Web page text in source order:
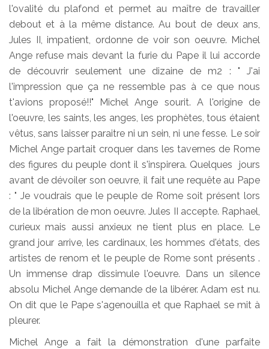
l'ovalité du plafond et permet au maître de travailler
debout et à la même distance. Au bout de deux ans,
Jules II, impatient, ordonne de voir son oeuvre. Michel
Ange refuse mais devant la furie du Pape il lui accorde
de découvrir seulement une dizaine de m2 : " J'ai
l'impression que ça ne ressemble pas à ce que nous
t'avions proposé!!" Michel Ange sourit. A l'origine de
l'oeuvre, les saints, les anges, les prophètes, tous étaient
vêtus, sans laisser paraitre ni un sein, ni une fesse. Le soir
Michel Ange partait croquer dans les tavernes de Rome
des figures du peuple dont il s'inspirera. Quelques jours
avant de dévoiler son oeuvre, il fait une requête au Pape
: " Je voudrais que le peuple de Rome soit présent lors
de la libération de mon oeuvre. Jules II accepte. Raphael,
curieux mais aussi anxieux ne tient plus en place. Le
grand jour arrive, les cardinaux, les hommes d'états, des
artistes de renom et le peuple de Rome sont présents .
Un immense drap dissimule l'oeuvre. Dans un silence
absolu Michel Ange demande de la libérer. Adam est nu.
On dit que le Pape s'agenouilla et que Raphael se mit à
pleurer.
Michel Ange a fait la démonstration d'une parfaite